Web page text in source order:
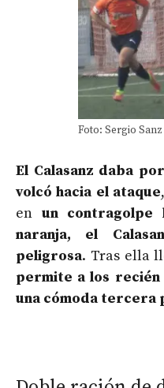
Foto: Sergio Sanz
El Calasanz daba
volcó hacia el ataque
en un contragolpe
naranja, el
peligrosa. Tras ella
permite a los recién
una cómoda tercera